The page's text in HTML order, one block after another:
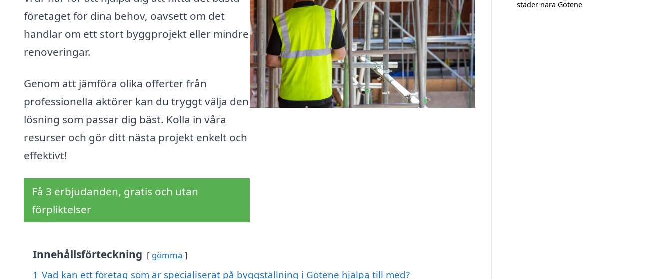
företaget för dina behov, oavsett om det
handlar om ett stort byggprojekt eller mindre
renoveringar.
Genom att jämföra olika offerter från
professionella aktörer kan du tryggt välja den
lösning som passar dig bäst. Kolla in våra
resurser och gör ditt nästa projekt enkelt och
effektivt!
Få 3 erbjudanden, gratis och utan
förpliktelser
Innehållsförteckning gömma
1 Vad kan ett företag som är specialiserat på byggställning i Götene hjälpa till med?
städer nära Götene